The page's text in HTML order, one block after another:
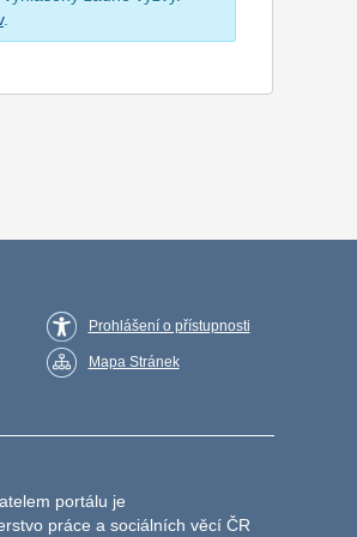
.
Prohlášení o přístupnosti
Mapa Stránek
portálu je
práce a sociálních věcí ČR